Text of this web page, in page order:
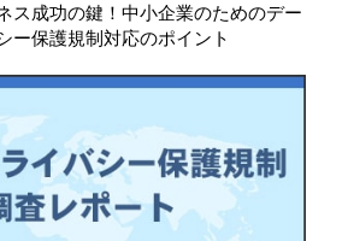
ス成功の鍵！中小企業のためのデー
ー保護規制対応のポイント